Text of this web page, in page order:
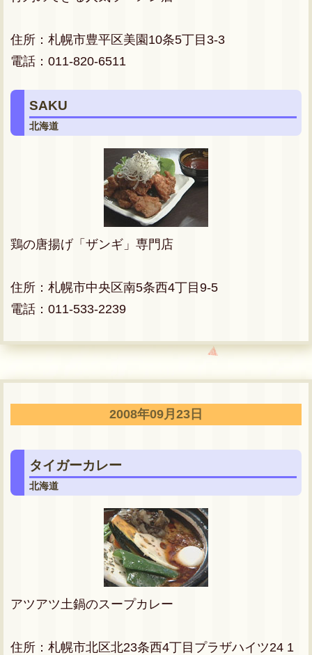
住所：札幌市豊平区美園10条5丁目3-3
電話：011-820-6511
SAKU
北海道
鶏の唐揚げ「ザンギ」専門店
住所：札幌市中央区南5条西4丁目9-5
電話：011-533-2239
2008年09月23日
タイガーカレー
北海道
アツアツ土鍋のスープカレー
住所：札幌市北区北23条西4丁目プラザハイツ24 1